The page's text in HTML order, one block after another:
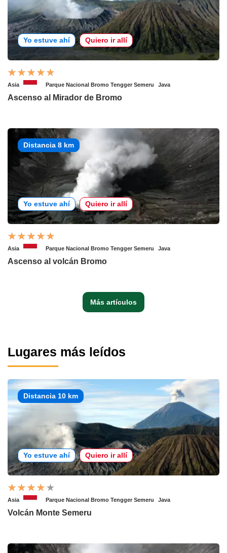
Yo estuve ahí Quiero ir allí
Asia Parque Nacional Bromo Tengger Semeru Java
Ascenso al Mirador de Bromo
Distancia 8 km
Yo estuve ahí Quiero ir allí
Asia Parque Nacional Bromo Tengger Semeru Java
Ascenso al volcán Bromo
Más artículos
Lugares más leídos
Distancia 10 km
Yo estuve ahí Quiero ir allí
Asia Parque Nacional Bromo Tengger Semeru Java
Volcán Monte Semeru